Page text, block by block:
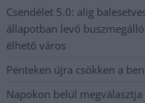
Csendélet 5.0: alig
állapotban levő
élhető város
Pénteken újra csökken a
Napokon belül